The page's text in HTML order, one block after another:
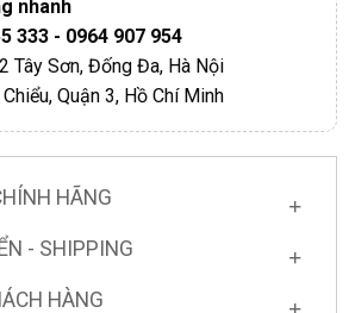
nhanh
333 - 0964 907 954
Tây Sơn, Đống Đa, Hà Nội
Quận 3, Hồ Chí Minh
HÃNG
- SHIPPING
HÀNG